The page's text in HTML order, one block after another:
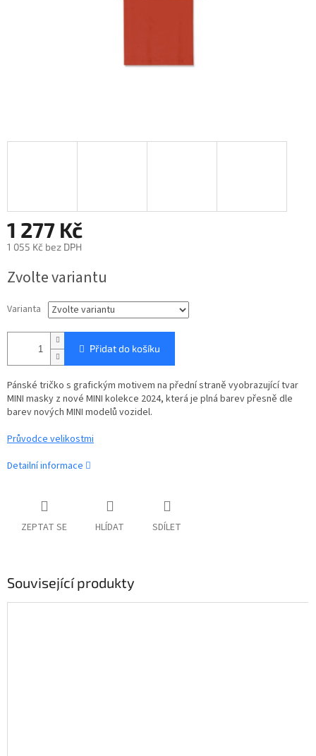
1 277 Kč
1 055 Kč bez DPH
cena:
Zvolte variantu
Varianta
Přidat do košíku
Pánské tričko s grafickým motivem na přední straně vyobrazující tvar
MINI masky z nové MINI kolekce 2024, která je plná barev přesně dle
barev nových MINI modelů vozidel.
Průvodce velikostmi
Detailní informace
ZEPTAT SE HLÍDAT SDÍLET
Související produkty